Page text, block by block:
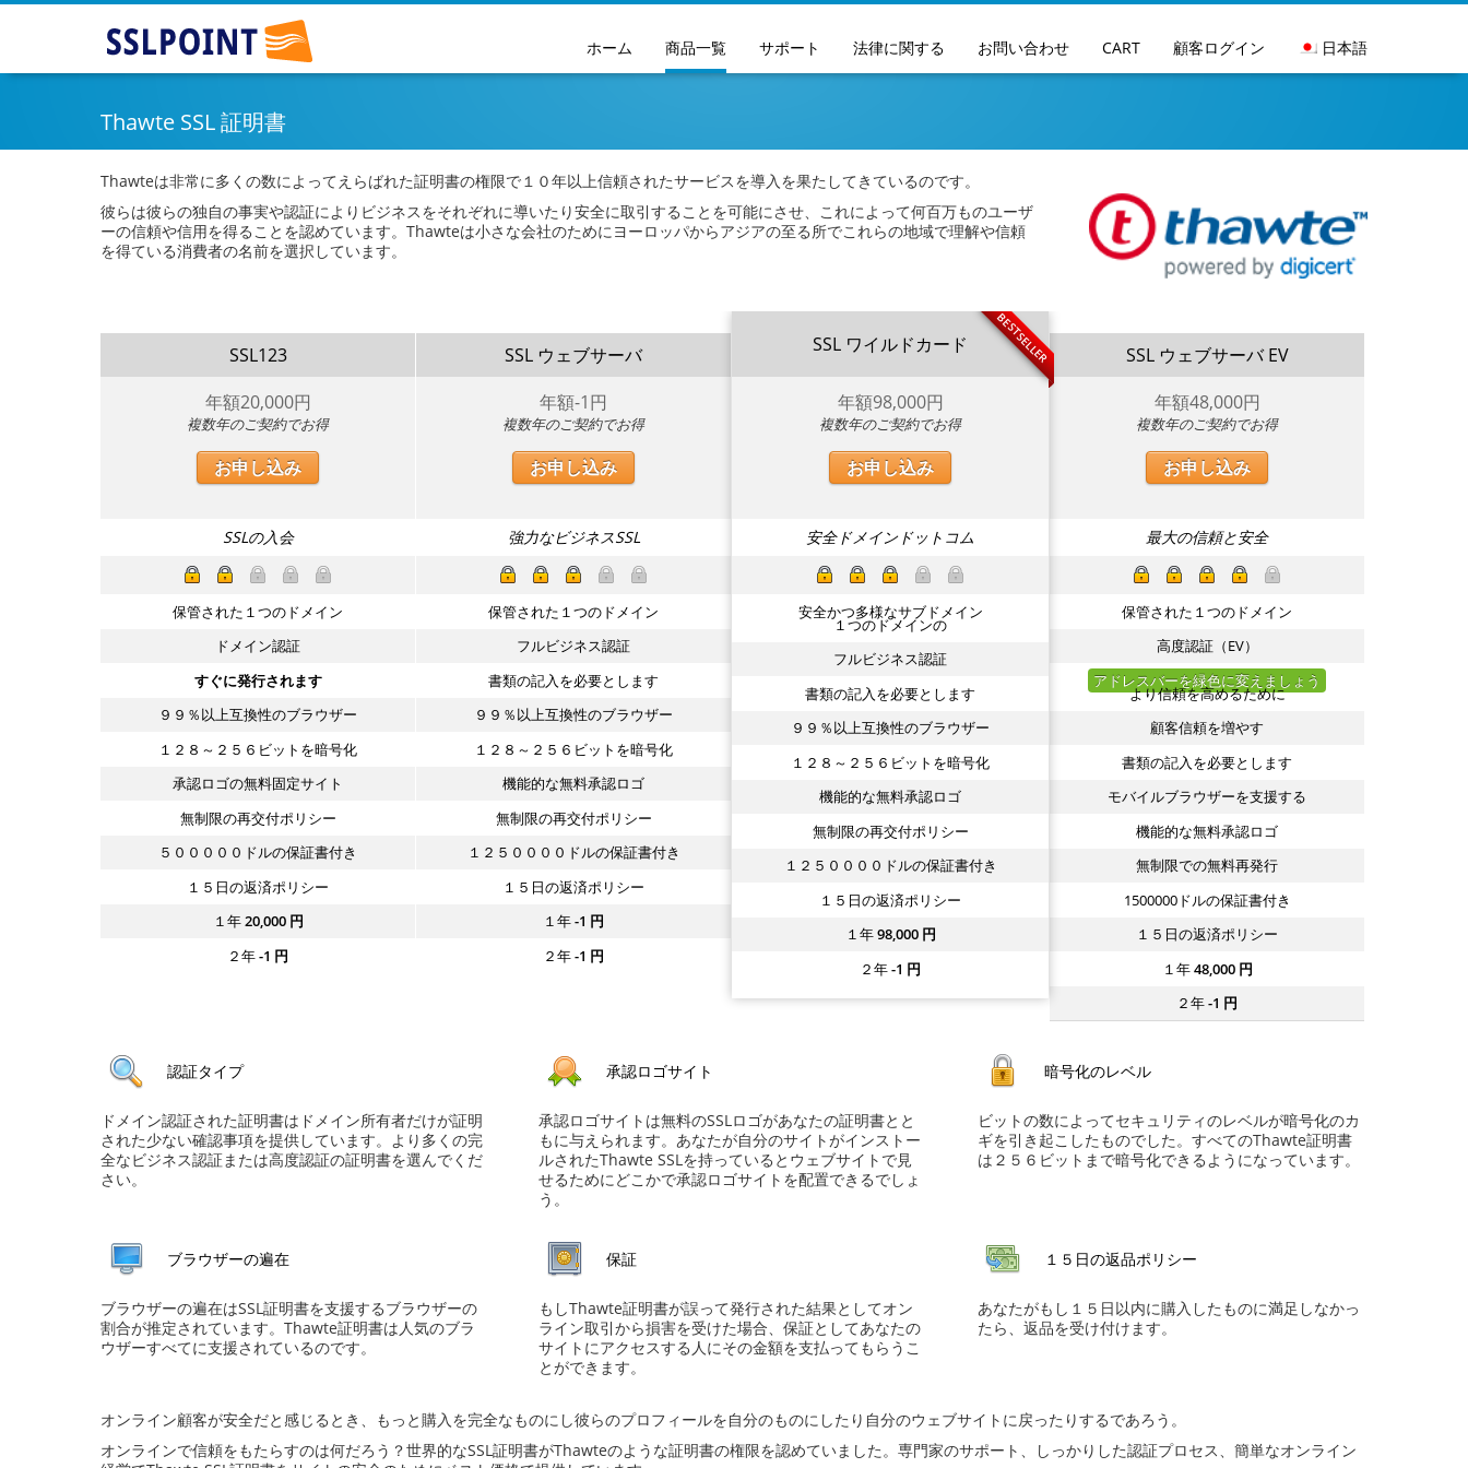
SSLPOINT - Japan's Best Choice for SSL
Skip
ホーム 商品一覧 サポート 法律に関する お問い合わせ CART 顧客ログイン 日本語
Thawte SSL 証明書
Thawteは非常に多くの数によってえらばれた証明書の権限で１０年以上信頼されたサービスを導入を果たしてきているのです。
彼らは彼らの独自の事実や認証によりビジネスをそれぞれに導いたり安全に取引することを可能にさせ、これによって何百万ものユーザ
ーの信頼や信用を得ることを認めています。Thawteは小さな会社のためにヨーロッパからアジアの至る所でこれらの地域で理解や信頼
を得ている消費者の名前を選択しています。
SSL123
年額20,000円
複数年のご契約でお得
お申し込み
SSLの入会
保管された１つのドメイン
ドメイン認証
すぐに発行されます
９９％以上互換性のブラウザー
１２８～２５６ビットを暗号化
承認ロゴの無料固定サイト
無制限の再交付ポリシー
５０００００ドルの保証書付き
１５日の返済ポリシー
１年20,000円
２年-1 円
SSL ウェブサーバ
年額-1円
複数年のご契約でお得
お申し込み
強力なビジネスSSL
保管された１つのドメイン
フルビジネス認証
書類の記入を必要とします
９９％以上互換性のブラウザー
１２８～２５６ビットを暗号化
機能的な無料承認ロゴ
無制限の再交付ポリシー
１２５００００ドルの保証書付き
１５日の返済ポリシー
１年-1 円
２年-1 円
SSL ワイルドカード
年額98,000円
複数年のご契約でお得
お申し込み
安全ドメインドットコム
安全かつ多様なサブドメイン
１つのドメインの
フルビジネス認証
書類の記入を必要とします
９９％以上互換性のブラウザー
１２８～２５６ビットを暗号化
機能的な無料承認ロゴ
無制限の再交付ポリシー
１２５００００ドルの保証書付き
１５日の返済ポリシー
１年98,000円
２年-1 円
BESTSELLER
SSL ウェブサーバ EV
年額48,000円
複数年のご契約でお得
お申し込み
最大の信頼と安全
保管された１つのドメイン
高度認証（EV）
アドレスバーを緑色に変えましょう
より信頼を高めるために
顧客信頼を増やす
書類の記入を必要とします
モバイルブラウザーを支援する
機能的な無料承認ロゴ
無制限での無料再発行
1500000ドルの保証書付き
１５日の返済ポリシー
１年48,000円
２年-1 円
認証タイプ
ドメイン認証された証明書はドメイン所有者だけが証明
された少ない確認事項を提供しています。より多くの完
全なビジネス認証または高度認証の証明書を選んでくだ
さい。
承認ロゴサイト
承認ロゴサイトは無料のSSLロゴがあなたの証明書とと
もに与えられます。あなたが自分のサイトがインストー
ルされたThawte SSLを持っているとウェブサイトで見
せるためにどこかで承認ロゴサイトを配置できるでしょ
う。
暗号化のレベル
ビットの数によってセキュリティのレベルが暗号化のカ
ギを引き起こしたものでした。すべてのThawte証明書
は２５６ビットまで暗号化できるようになっています。
ブラウザーの遍在
ブラウザーの遍在はSSL証明書を支援するブラウザーの
割合が推定されています。Thawte証明書は人気のブラ
ウザーすべてに支援されているのです。
保証
もしThawte証明書が誤って発行された結果としてオン
ライン取引から損害を受けた場合、保証としてあなたの
サイトにアクセスする人にその金額を支払ってもらうこ
とができます。
１５日の返品ポリシー
あなたがもし１５日以内に購入したものに満足しなかっ
たら、返品を受け付けます。
オンライン顧客が安全だと感じるとき、もっと購入を完全なものにし彼らのプロフィールを自分のものにしたり自分のウェブサイトに戻ったりするであろう。
オンラインで信頼をもたらすのは何だろう？世界的なSSL証明書がThawteのような証明書の権限を認めていました。専門家のサポート、しっかりした認証プロセス、簡単なオンライン